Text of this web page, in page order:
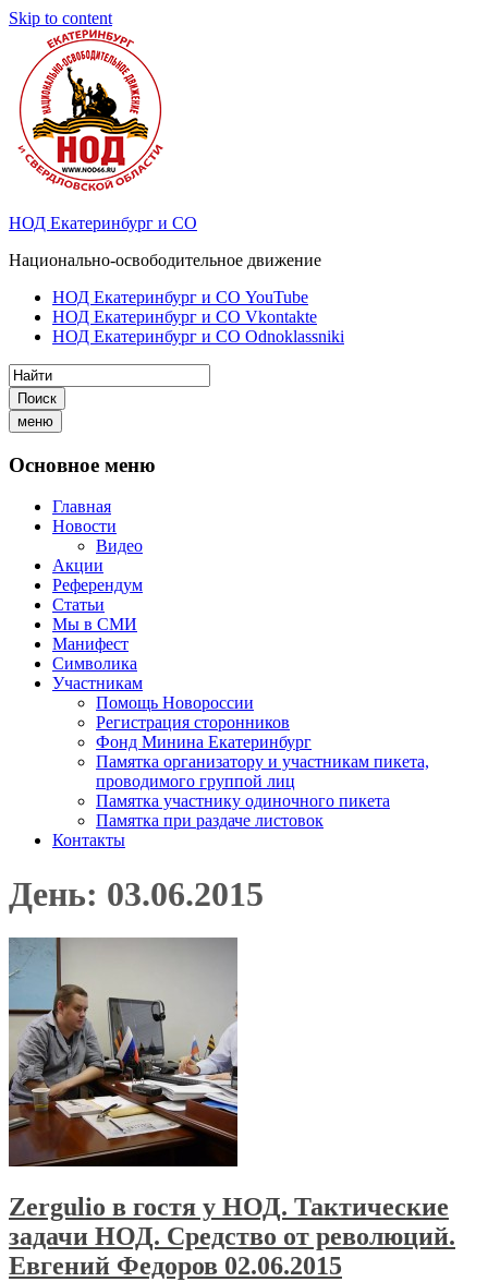
Skip to content
НОД Екатеринбург и СО
Национально-освободительное движение
НОД Екатеринбург и СО YouTube
НОД Екатеринбург и СО Vkontakte
НОД Екатеринбург и СО Odnoklassniki
Поиск
меню
Основное меню
Главная
Новости
Видео
Акции
Референдум
Статьи
Мы в СМИ
Манифест
Символика
Участникам
Помощь Новороссии
Регистрация сторонников
Фонд Минина Екатеринбург
Памятка организатору и участникам пикета,
проводимого группой лиц
Памятка участнику одиночного пикета
Памятка при раздаче листовок
Контакты
День: 03.06.2015
Zergulio в гостя у НОД. Тактические
задачи НОД. Средство от революций.
Евгений Федоров 02.06.2015